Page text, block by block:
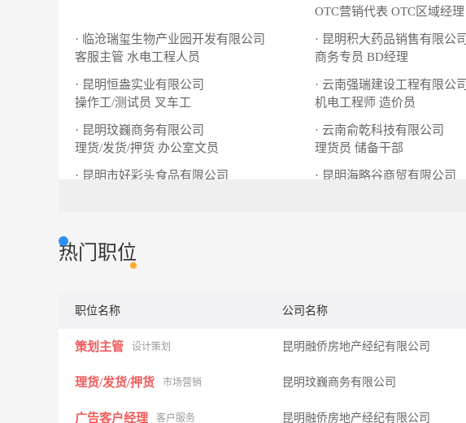
OTC营销代表 OTC区域经理
· 临沧瑞玺生物产业园开发有限公司
客服主管 水电工程人员
· 昆明积大药品销售有限公司
商务专员 BD经理
· 昆明恒盎实业有限公司
操作工/测试员 叉车工
· 云南强瑞建设工程有限公司
机电工程师 造价员
· 昆明玟巍商务有限公司
理货/发货/押货 办公室文员
· 云南俞乾科技有限公司
理货员 储备干部
· 昆明市好彩头食品有限公司
· 昆明海略谷商贸有限公司
热门职位
职位名称 公司名称
策划主管 设计策划 昆明融侨房地产经纪有限公司
理货/发货/押货 市场营销 昆明玟巍商务有限公司
广告客户经理 客户服务 昆明融侨房地产经纪有限公司